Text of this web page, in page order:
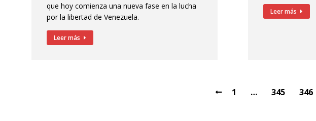
que hoy comienza una nueva fase en la lucha
por la libertad de Venezuela.
Leer más
Leer más
1 … 345 346